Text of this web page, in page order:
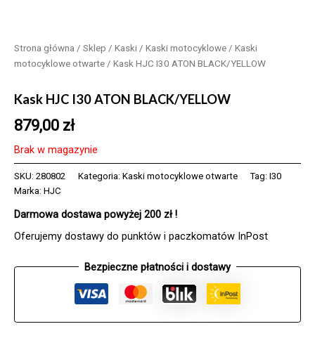
Strona główna / Sklep / Kaski / Kaski motocyklowe / Kaski
motocyklowe otwarte / Kask HJC I30 ATON BLACK/YELLOW
Kask HJC I30 ATON BLACK/YELLOW
879,00 zł
Brak w magazynie
SKU: 280802 Kategoria: Kaski motocyklowe otwarte Tag: I30
Marka: HJC
Darmowa dostawa powyżej 200 zł !
Oferujemy dostawy do punktów i paczkomatów InPost
Bezpieczne płatności i dostawy